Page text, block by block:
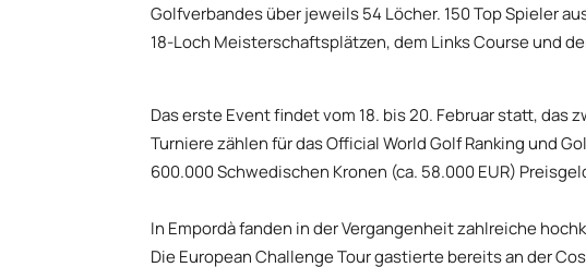
Golfverbandes über jeweils 54 Löcher. 150 Top Spieler
18-Loch Meisterschaftsplätzen, dem Links Course und
Das erste Event findet vom 18. bis 20. Februar statt, das
Turniere zählen für das Official World Golf Ranking und
600.000 Schwedischen Kronen (ca. 58.000 EUR)
In Empordà fanden in der Vergangenheit zahlreiche
Die European Challenge Tour gastierte bereits an der